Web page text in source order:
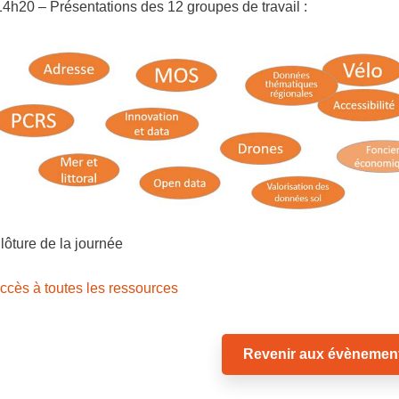
– Présentations des 12 groupes de travail :
de la journée
à toutes les ressources
Revenir aux